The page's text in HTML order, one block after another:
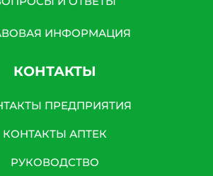
ИНФОРМАЦИЯ
КОНТАКТЫ
ПРЕДПРИЯТИЯ
КОНТАКТЫ АПТЕК
РУКОВОДСТВО